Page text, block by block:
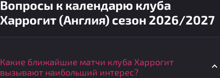
Вопросы к календарю клуба
Харрогит (Англия) сезон 2026/2027
Какие ближайшие матчи клуба Харрогит
вызывают наибольший интерес?